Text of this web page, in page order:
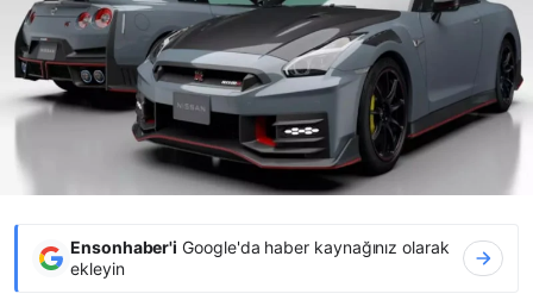
Ensonhaber'i Google'da haber kaynağınız olarak
ekleyin